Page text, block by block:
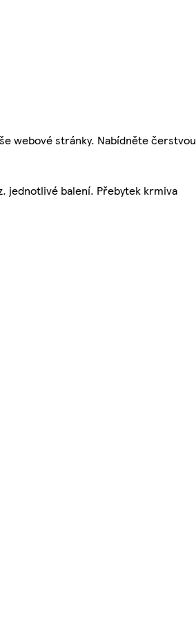
webové stránky. Nabídněte čerstvou
jednotlivé balení. Přebytek krmiva